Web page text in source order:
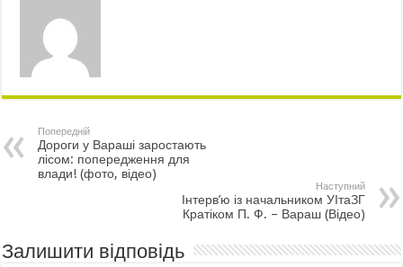
Попередній
Дороги у Вараші заростають
лісом: попередження для
влади! (фото, відео)
Наступний
Інтерв’ю із начальником УІтаЗГ
Кратіком П. Ф. – Вараш (Відео)
Залишити відповідь